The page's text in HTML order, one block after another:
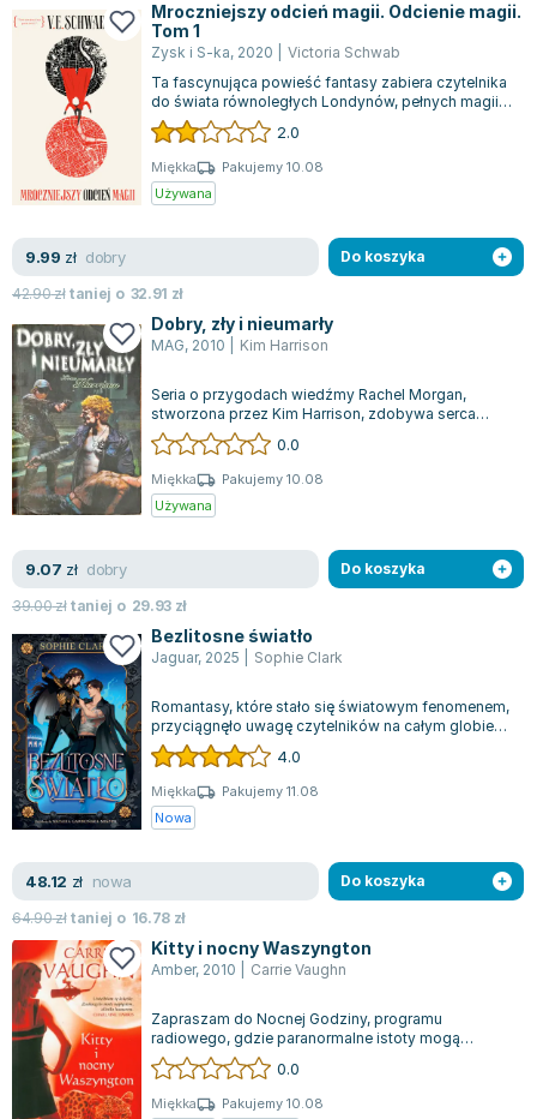
Mroczniejszy odcień magii. Odcienie magii.
Tom 1
Zysk i S-ka, 2020
Victoria Schwab
Ta fascynująca powieść fantasy zabiera czytelnika
do świata równoległych Londynów, pełnych magii i
ciekawych postaci. W Szarym Lon...
2.0
Miękka
Pakujemy 10.08
Używana
9.99 zł dobry
42.90złtaniej o 32.91 zł
Do koszyka
Dobry, zły i nieumarły
MAG, 2010 Kim Harrison
Seria o przygodach wiedźmy Rachel Morgan,
stworzona przez Kim Harrison, zdobywa serca
czytelników na całym świecie, osiągając impo...
0.0
Miękka
Pakujemy 10.08
Używana
9.07 zł dobry
39.00złtaniej o 29.93 zł
Do koszyka
Bezlitosne światło
Jaguar, 2025 Sophie Clark
Romantasy, które stało się światowym fenomenem,
przyciągnęło uwagę czytelników na całym globie
swoim epickim rozmachem. Historia o...
4.0
Miękka
Pakujemy 11.08
Nowa
48.12 zł nowa
64.90złtaniej o 16.78 zł
Do koszyka
Kitty i nocny Waszyngton
Amber, 2010 Carrie Vaughn
Zapraszam do Nocnej Godziny, programu
radiowego, gdzie paranormalne istoty mogą
swobodnie dzielić się swoimi problemami z Kitty
No...
0.0
Miękka
Pakujemy 10.08